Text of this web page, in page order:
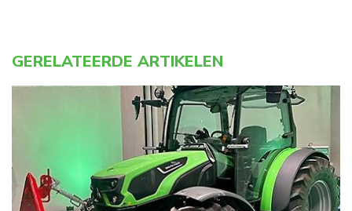
GERELATEERDE ARTIKELEN